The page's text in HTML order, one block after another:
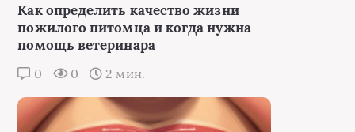
Как определить качество жизни
пожилого питомца и когда нужна
помощь ветеринара
0 0 2 мин.